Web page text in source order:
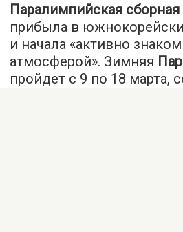
Паралимпийская
прибыла в
и начала «активно
атмосферой». Зимняя
пройдет с 9 по 18 марта,